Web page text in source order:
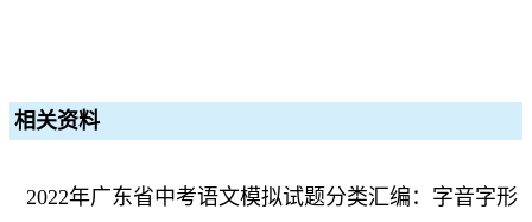
相关资料
2022年广东省中考语文模拟试题分类汇编：字音字形